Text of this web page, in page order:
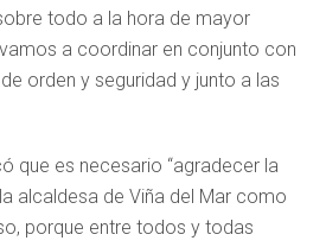
todo a la hora de mayor
a coordinar en conjunto con
orden y seguridad y junto a las
que es necesario “agradecer la
alcaldesa de Viña del Mar como
porque entre todos y todas